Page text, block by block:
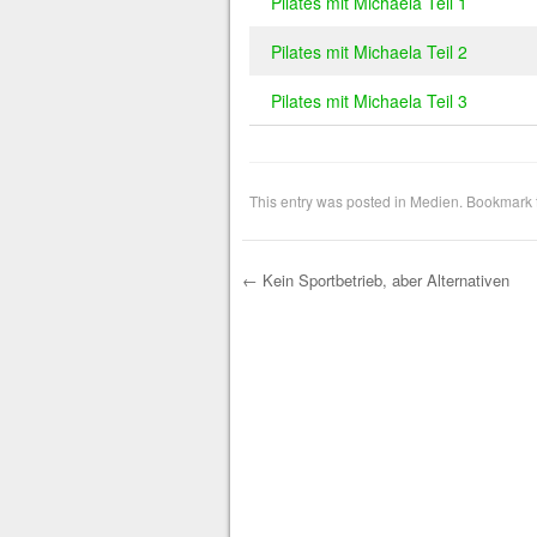
Pilates mit Michaela Teil 2
Pilates mit Michaela Teil 3
This entry was posted in Medien . Bookmark
← Kein Sportbetrieb, aber Alternativen